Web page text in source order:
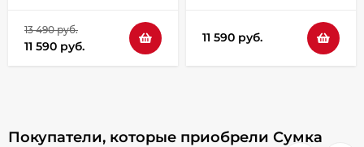
13 490 руб.
11 590 руб.
11 590 руб.
Покупатели, которые приобрели Сумка